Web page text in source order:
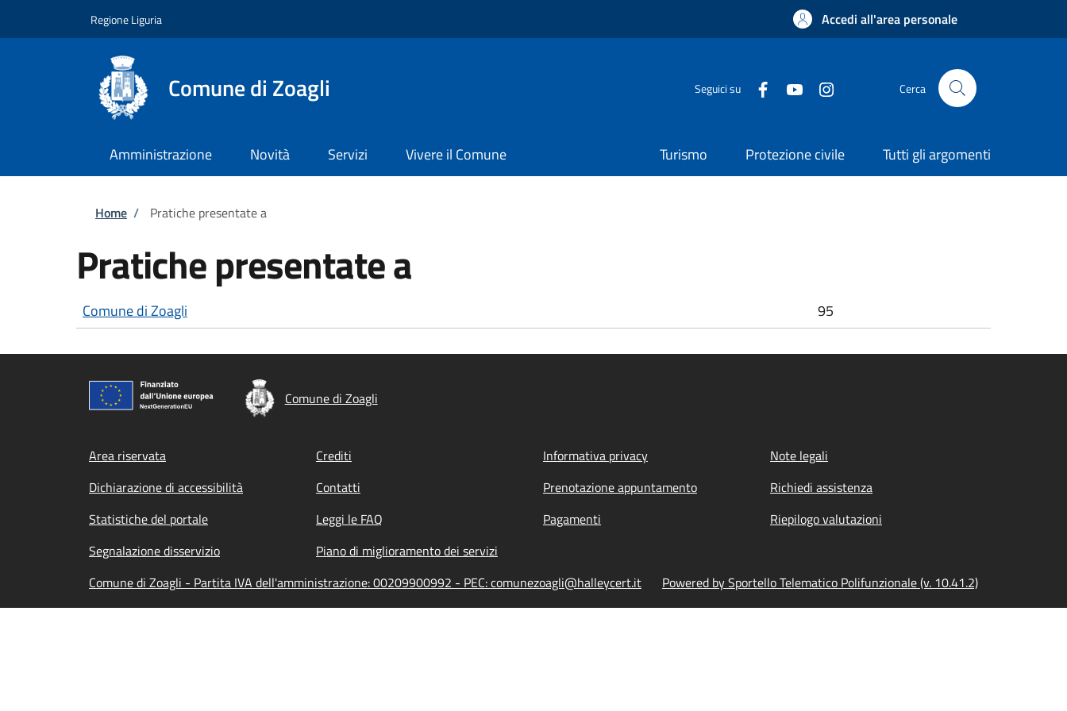
Regione Liguria Accedi all'area personale
Comune di Zoagli Seguici su Cerca
Amministrazione Novità Servizi Vivere il Comune Turismo Protezione civile Tutti gli argomenti
Briciole di pane
Home / Pratiche presentate a
Pratiche presentate a
Comune di Zoagli 95
Comune di Zoagli
Footer menu
Area riservata Crediti Informativa privacy
Note legali
Dichiarazione di accessibilità
Contatti Prenotazione appuntamento
Richiedi assistenza
Statistiche del portale
Leggi le FAQ Pagamenti
Riepilogo valutazioni
Segnalazione disservizio
Piano di miglioramento dei servizi
Comune di Zoagli - Partita IVA dell'amministrazione: 00209900992 - PEC: comunezoagli@halleycert.it
Powered by Sportello Telematico Polifunzionale (v. 10.41.2)